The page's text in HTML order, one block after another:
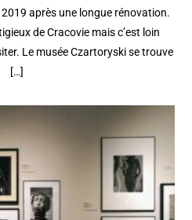
après une longue rénovation.
de Cracovie mais c’est loin
Le musée Czartoryski se trouve
[…]